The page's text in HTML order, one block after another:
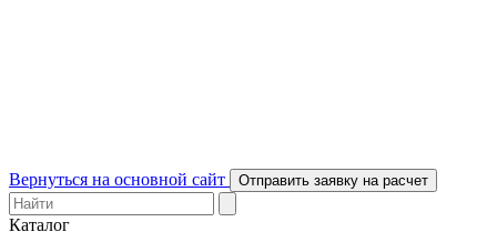
Вернуться на основной сайт Отправить заявку на расчет
Каталог